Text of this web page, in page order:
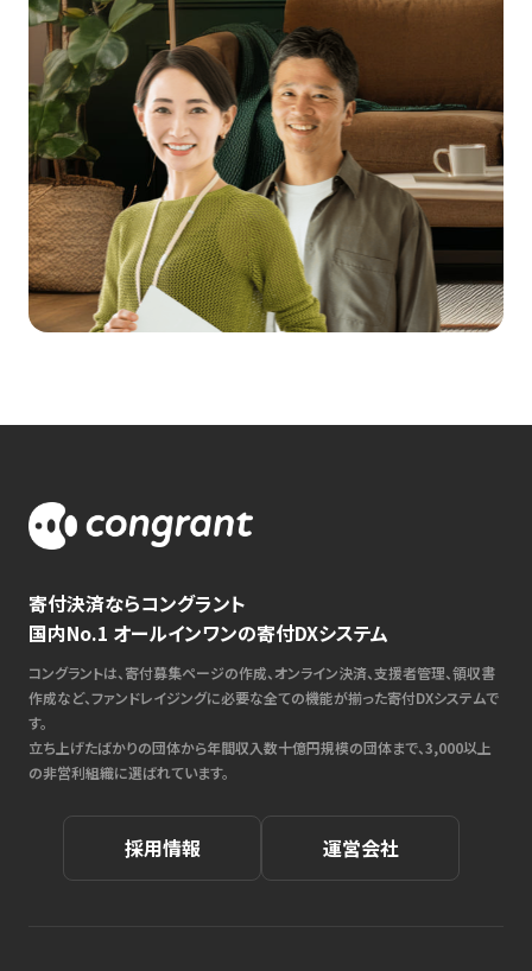
寄付決済ならコングラント
国内No.1 オールインワンの寄付DXシステム
コングラントは、寄付募集ページの作成、オンライン決済、支援者管理、領収書
作成など、ファンドレイジングに必要な全ての機能が揃った寄付DXシステムで
す。
立ち上げたばかりの団体から年間収入数十億円規模の団体まで、3,000以上
の非営利組織に選ばれています。
採用情報 運営会社